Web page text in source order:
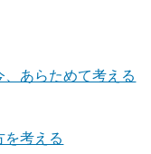
あらためて考える
を考える